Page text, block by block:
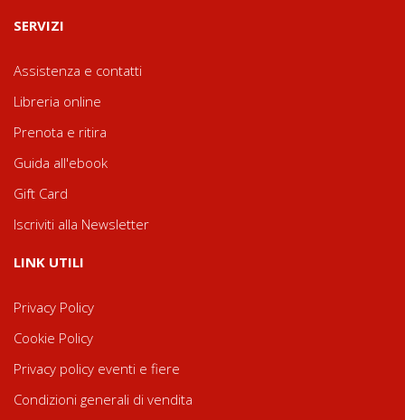
SERVIZI
Assistenza e contatti
Libreria online
Prenota e ritira
Guida all'ebook
Gift Card
Iscriviti alla Newsletter
LINK UTILI
Privacy Policy
Cookie Policy
Privacy policy eventi e fiere
Condizioni generali di vendita